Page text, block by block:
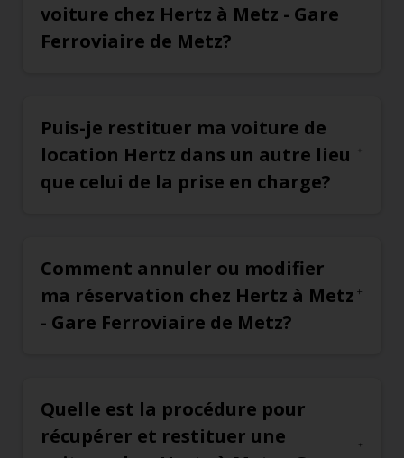
voiture chez Hertz à Metz - Gare
Ferroviaire de Metz?
Puis-je restituer ma voiture de
location Hertz dans un autre lieu
que celui de la prise en charge?
Comment annuler ou modifier
ma réservation chez Hertz à Metz
- Gare Ferroviaire de Metz?
Quelle est la procédure pour
récupérer et restituer une